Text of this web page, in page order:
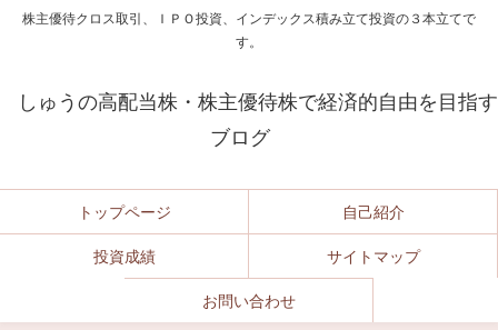
株主優待クロス取引、ＩＰＯ投資、インデックス積み立て投資の３本立てで
す。
しゅうの高配当株・株主優待株で経済的自由を目指す
ブログ
トップページ 自己紹介
投資成績 サイトマップ
お問い合わせ